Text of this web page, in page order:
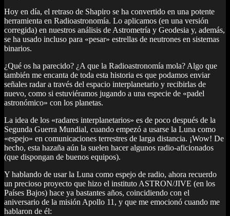
Hoy en día, el retraso de Shapiro se ha convertido en una potente
herramienta en Radioastronomía. Lo aplicamos (en una versión
corregida) en nuestros análisis de Astrometría y Geodesia y, además,
se ha usado incluso para «pesar» estrellas de neutrones en sistemas
binarios.
¿Qué os ha parecido? ¿A que la Radioastronomía mola? Algo que
también me encanta de toda esta historia es que podamos enviar
señales radar a través del espacio interplanetario y recibirlas de
nuevo, como si estuviéramos jugando a una especie de «padel
astronómico» con los planetas.
La idea de los «radares interplanetarios» es de poco después de la
Segunda Guerra Mundial, cuando empezó a usarse la Luna como
«espejo» en comunicaciones terrestres de larga distancia. ¡Wow! De
hecho, esta hazaña aún la suelen hacer algunos radio-aficionados
(que dispongan de buenos equipos).
Y hablando de usar la Luna como espejo de radio, ahora recuerdo
un precioso proyecto que hizo el instituto ASTRON/JIVE (en los
Países Bajos) hace ya bastantes años, coincidiendo con el
aniversario de la misión Apollo 11, y que me emocionó cuando me
hablaron de él: